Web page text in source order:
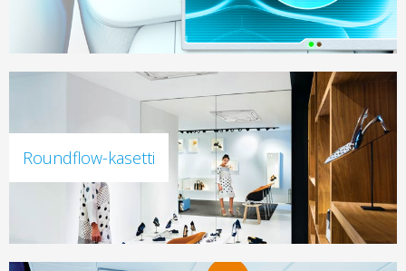
Roundflow-kasetti